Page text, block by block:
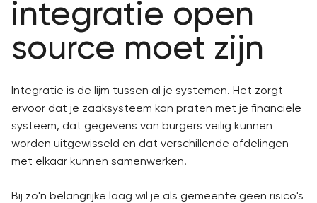
integratie open
source moet zijn
Integratie is de lijm tussen al je systemen. Het zorgt
ervoor dat je zaaksysteem kan praten met je financiële
systeem, dat gegevens van burgers veilig kunnen
worden uitgewisseld en dat verschillende afdelingen
met elkaar kunnen samenwerken.
Bij zo'n belangrijke laag wil je als gemeente geen risico's